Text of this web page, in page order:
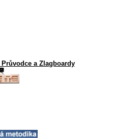
Průvodce a Zlagboardy